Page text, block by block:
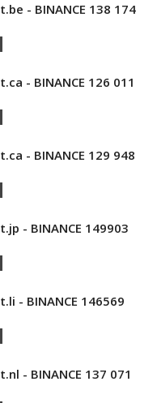
- BINANCE 138 174
- BINANCE 126 011
- BINANCE 129 948
- BINANCE 149903
- BINANCE 146569
- BINANCE 137 071